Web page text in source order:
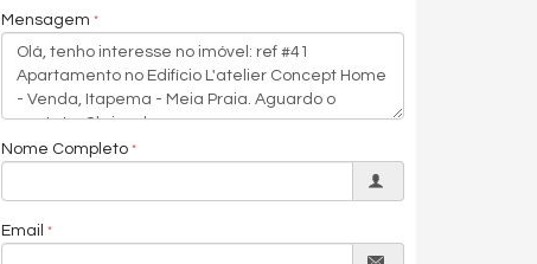
Mensagem
Nome Completo
Email